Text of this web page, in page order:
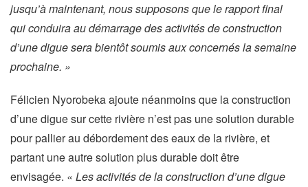
jusqu’à maintenant, nous supposons que le rapport final
qui conduira au démarrage des activités de construction
d’une digue sera bientôt soumis aux concernés la semaine
prochaine. »
Félicien Nyorobeka ajoute néanmoins que la construction
d’une digue sur cette rivière n’est pas une solution durable
pour pallier au débordement des eaux de la rivière, et
partant une autre solution plus durable doit être
envisagée. « Les activités de la construction d’une digue